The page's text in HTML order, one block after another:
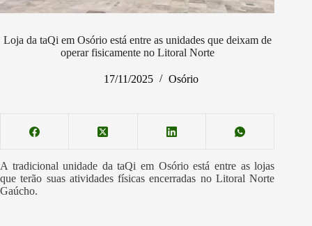
Loja da taQi em Osório está entre as unidades que deixam de
operar fisicamente no Litoral Norte
17/11/2025 Osório
A tradicional unidade da taQi em Osório está entre as lojas
que terão suas atividades físicas encerradas no Litoral Norte
Gaúcho.